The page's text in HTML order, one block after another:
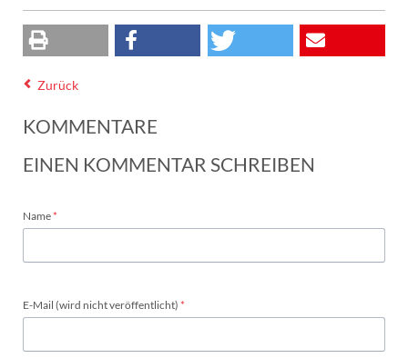
Zurück
KOMMENTARE
EINEN KOMMENTAR SCHREIBEN
Pflichtfeld
Name*
Pflichtfeld
E-Mail (wird nicht veröffentlicht) *